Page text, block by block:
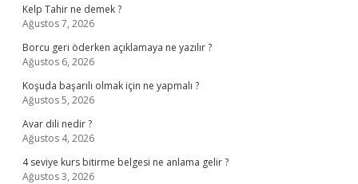
Kelp Tahir ne demek ?
Ağustos 7, 2026
Borcu geri öderken açıklamaya ne yazılır ?
Ağustos 6, 2026
Koşuda başarılı olmak için ne yapmalı ?
Ağustos 5, 2026
Avar dili nedir ?
Ağustos 4, 2026
4 seviye kurs bitirme belgesi ne anlama gelir ?
Ağustos 3, 2026